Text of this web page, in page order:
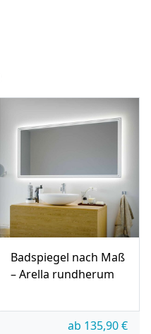
Badspiegel nach Maß
– Arella rundherum
ab 135,90€